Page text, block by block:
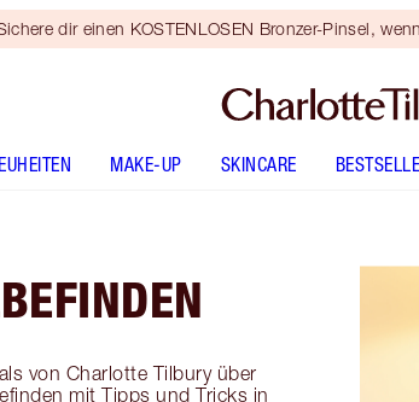
dir einen KOSTENLOSEN Bronzer-Pinsel,
MAKE-UP SKINCARE
von Charlotte Tilbury über
mit Tipps und Tricks in